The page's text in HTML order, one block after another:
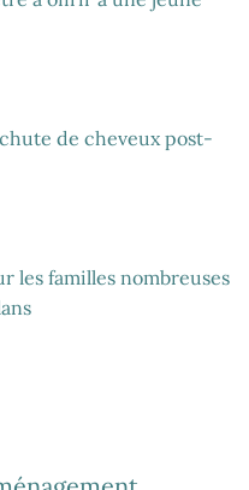
de cheveux post-
les familles nombreuses